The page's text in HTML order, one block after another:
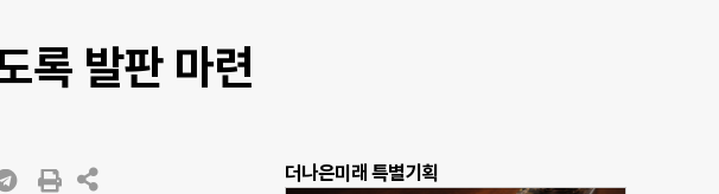
록 발판 마련
더나은미래 특별기획